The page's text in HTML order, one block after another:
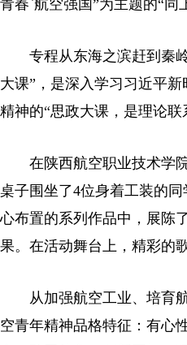
青春`航空强国”为主题的“同
专程从东海之滨赶到秦
大课”，是深入学习习近平
精神的“思政大课，是理论联
在陕西航空职业技术学
桌子围坐了4位身着工装的
心布置的系列作品中，展陈
果。在活动舞台上，精彩的
从加强航空工业、培育
空青年精神品格特征：有心